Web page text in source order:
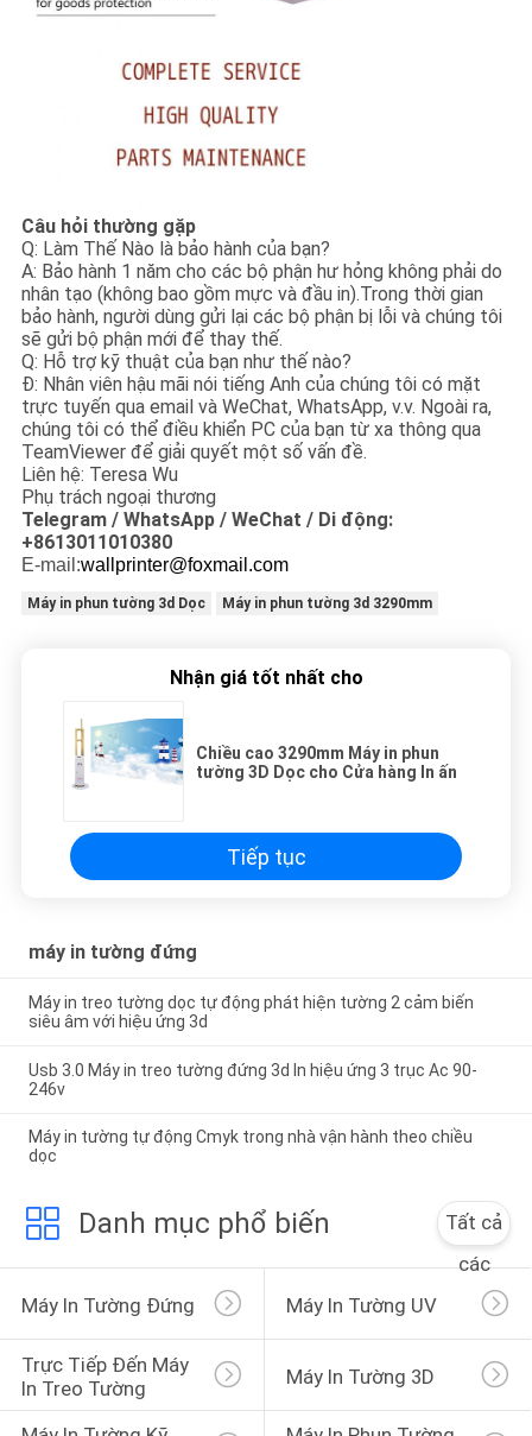
Câu hỏi thường gặp
Q: Làm Thế Nào là bảo hành của bạn?
A: Bảo hành 1 năm cho các bộ phận hư hỏng không phải do
nhân tạo (không bao gồm mực và đầu in).Trong thời gian
bảo hành, người dùng gửi lại các bộ phận bị lỗi và chúng tôi
sẽ gửi bộ phận mới để thay thế.
Q: Hỗ trợ kỹ thuật của bạn như thế nào?
Đ: Nhân viên hậu mãi nói tiếng Anh của chúng tôi có mặt
trực tuyến qua email và WeChat, WhatsApp, v.v. Ngoài ra,
chúng tôi có thể điều khiển PC của bạn từ xa thông qua
TeamViewer để giải quyết một số vấn đề.
Liên hệ: Teresa Wu
Phụ trách ngoại thương
Telegram / WhatsApp / WeChat / Di động:
+8613011010380
E-mail:wallprinter@foxmail.com
Máy in phun tường 3d Dọc Máy in phun tường 3d 3290mm
Nhận giá tốt nhất cho
Chiều cao 3290mm Máy in phun
tường 3D Dọc cho Cửa hàng In ấn
Tiếp tục
máy in tường đứng
Máy in treo tường dọc tự động phát hiện tường 2 cảm biến
siêu âm với hiệu ứng 3d
Usb 3.0 Máy in treo tường đứng 3d In hiệu ứng 3 trục Ac 90-
246v
Máy in tường tự động Cmyk trong nhà vận hành theo chiều
dọc
Danh mục phổ biến
Tất cả
các
Máy In Tường Đứng
Máy In Tường UV
Trực Tiếp Đến Máy
In Treo Tường
Máy In Tường 3D